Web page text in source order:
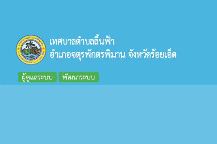
เทศบาลตำบลลิ้นฟ้า
อำเภอจตุรพักตรพิมาน จังหวัดร้อยเอ็ด
ผู้ดูแลระบบ พัฒนาระบบ